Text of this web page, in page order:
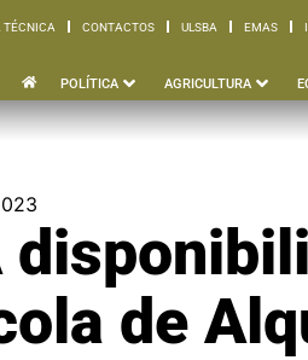
TÉCNICA CONTACTOS ULSBA EMAS
POLÍTICA AGRICULTURA
TÉCNICA CONTACTOS ULSBA EMAS
de